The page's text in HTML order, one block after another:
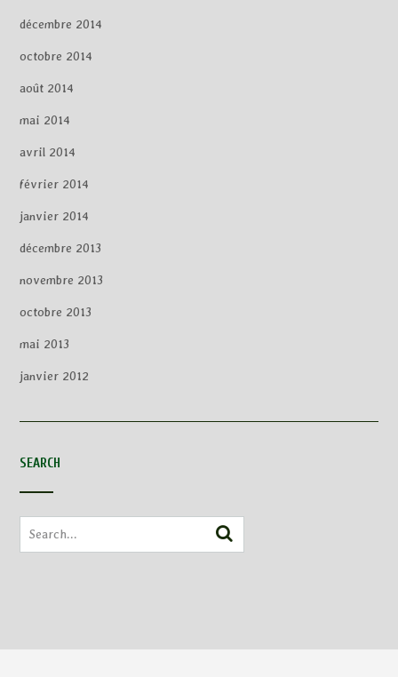
décembre 2014
octobre 2014
août 2014
mai 2014
avril 2014
février 2014
janvier 2014
décembre 2013
novembre 2013
octobre 2013
mai 2013
janvier 2012
SEARCH